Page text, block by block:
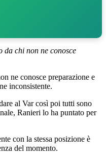
chi non ne conosce
ne conosce preparazione e
inconsistente.
al Var così poi tutti sono
Ranieri lo ha puntato per
con la stessa posizione è
del momento.